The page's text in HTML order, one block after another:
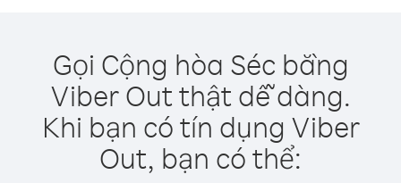
Gọi Cộng hòa Séc bằng
Viber Out thật dễ dàng.
Khi bạn có tín dụng Viber
Out, bạn có thể: